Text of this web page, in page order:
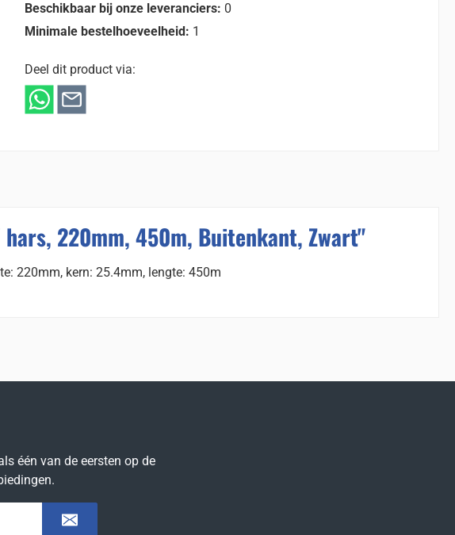
Beschikbaar bij onze leveranciers: 0
Minimale bestelhoeveelheid: 1
Deel dit product via:
220mm, 450m, Buitenkant, Zwart"
220mm, kern: 25.4mm, lengte: 450m
één van de eersten op de